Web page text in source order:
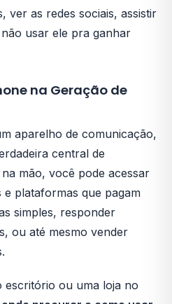
ver as redes sociais, assistir
usar ele pra ganhar
na Geração de
aparelho de comunicação,
central de
mão, você pode acessar
plataformas que pagam
simples, responder
ou até mesmo vender
escritório ou uma loja no